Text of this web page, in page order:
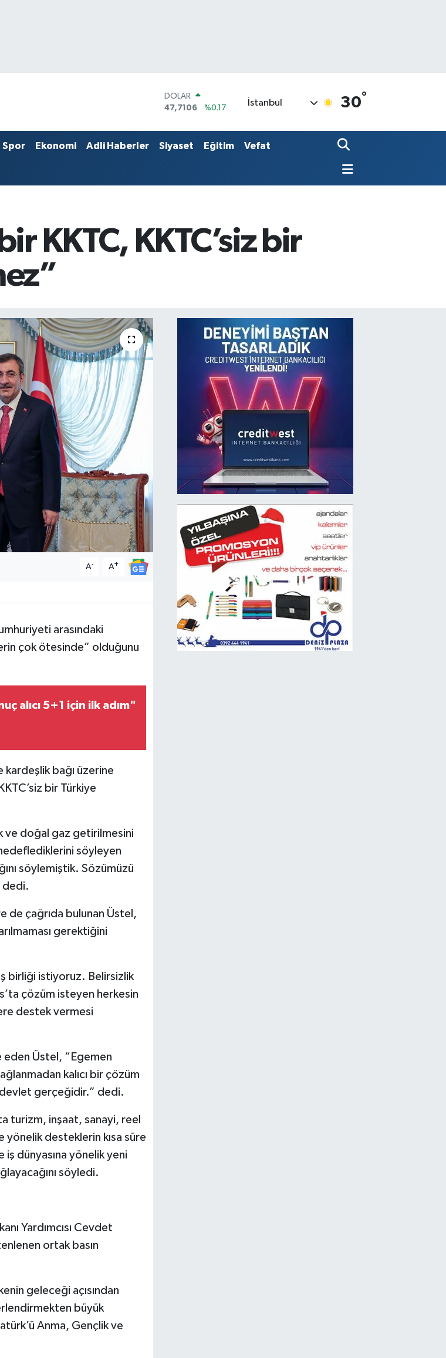
EURO
55,1652
%0.27
64,4046
%0.35
DOLAR
İstanbul 30°
Spor Ekonomi Adli Haberler Siyaset Eğitim Vefat
KKTC, KKTC’siz bir
A- A+
arasındaki
çok ötesinde” olduğunu
alıcı 5+1 için ilk adım"
bağı üzerine
bir Türkiye
ve doğal gaz getirilmesini
söyleyen
söylemiştik. Sözümüzü
dedi.
de çağrıda bulunan Üstel,
gerektiğini
birliği istiyoruz. Belirsizlik
çözüm isteyen herkesin
destek vermesi
eden Üstel, “Egemen
kalıcı bir çözüm
devlet gerçeğidir.” dedi.
turizm, inşaat, sanayi, reel
desteklerin kısa süre
dünyasına yönelik yeni
söyledi.
Yardımcısı Cevdet
ortak basın
geleceği açısından
büyük
Anma, Gençlik ve